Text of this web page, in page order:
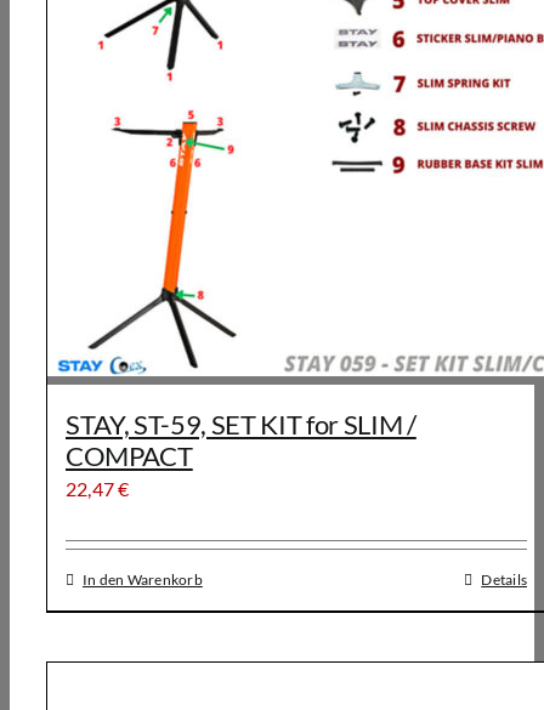
STAY, ST-59, SET KIT for SLIM /
COMPACT
22,47€
In den Warenkorb Details